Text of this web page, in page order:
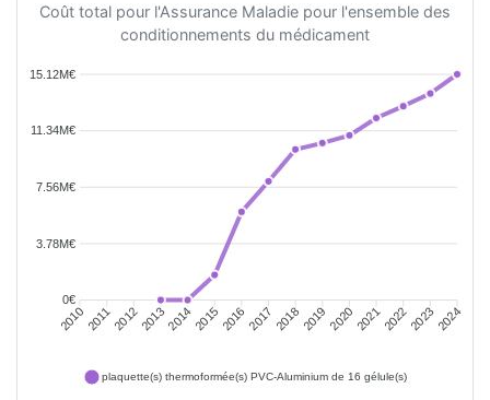
Coût total pour l'Assurance Maladie pour l'ensemble des
conditionnements du médicament
15.12M€
11.34M€
7.56M€
3.78M€
0€
20102011201220132014201520162017 2018201920202021202220232024
plaquette(s) thermoformée(s) PVC-Aluminium de 16 gélule(s)